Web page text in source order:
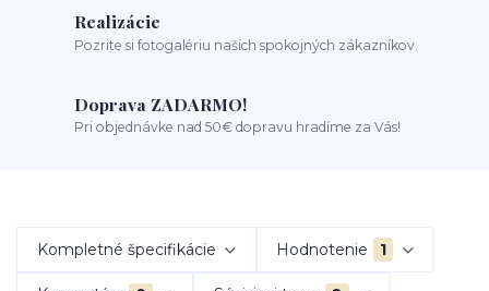
Realizácie
Pozrite si fotogalériu našich spokojných zákazníkov.
Doprava ZADARMO!
Pri objednávke nad 50€ dopravu hradíme za Vás!
Kompletné špecifikácie Hodnotenie 1